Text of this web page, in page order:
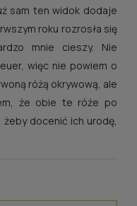
sam ten widok dodaje
roku rozrosła się
mnie cieszy. Nie
więc nie powiem o
różą okrywową, ale
że obie te róże po
docenić ich urodę,